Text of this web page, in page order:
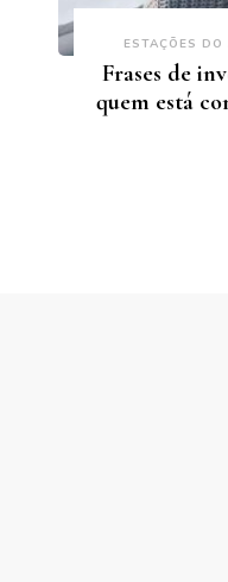
ESTAÇÕES DO
Frases de
quem está